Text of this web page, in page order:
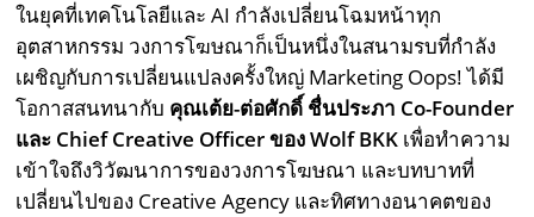
ในยุคที่เทคโนโลยีและ AI กำลังเปลี่ยนโฉมหน้าทุก
อุตสาหกรรม วงการโฆษณาก็เป็นหนึ่งในสนามรบที่กำลัง
เผชิญกับการเปลี่ยนแปลงครั้งใหญ่ Marketing Oops! ได้มี
โอกาสสนทนากับ คุณเต้ย-ต่อศักดิ์ ชื่นประภา Co-Founder
และ Chief Creative Officerของ Wolf BKK เพื่อทำความ
เข้าใจถึงวิวัฒนาการของวงการโฆษณา และบทบาทที่
เปลี่ยนไปของ Creative Agency และทิศทางอนาคตของ